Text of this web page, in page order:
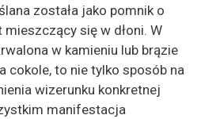
została jako pomnik o
się w dłoni. W
w kamieniu lub brązie
cokole, to nie tylko sposób na
wizerunku konkretnej
manifestacja